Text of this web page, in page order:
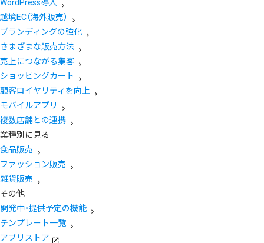
WordPress導入
越境EC（海外販売）
ブランディングの強化
さまざまな販売方法
売上につながる集客
ショッピングカート
顧客ロイヤリティを向上
モバイルアプリ
複数店舗との連携
業種別に見る
食品販売
ファッション販売
雑貨販売
その他
開発中・提供予定の機能
テンプレート一覧
アプリストア